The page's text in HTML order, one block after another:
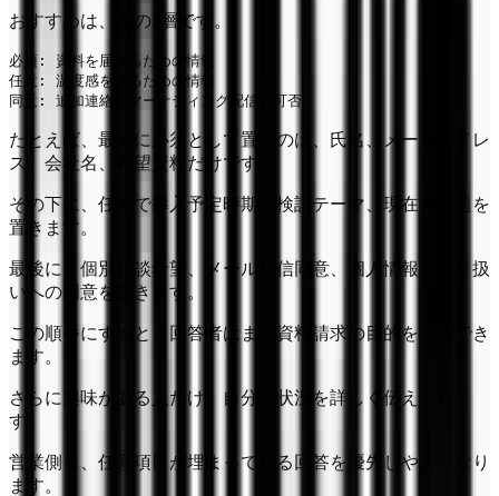
おすすめは、次の3層です。
必須: 資料を届けるための情報
任意: 温度感を見るための情報
たとえば、最初に必須として置くのは、氏名、メールアドレ
ス、会社名、希望資料だけです。
その下に、任意で導入予定時期、検討テーマ、現在の課題を
置きます。
最後に、個別相談希望、メール配信同意、個人情報の取り扱
いへの同意を置きます。
この順番にすると、回答者はまず資料請求の目的を達成でき
ます。
さらに興味がある人だけ、自分の状況を詳しく伝えられま
す。
営業側も、任意項目が埋まっている回答を優先しやすくなり
ます。